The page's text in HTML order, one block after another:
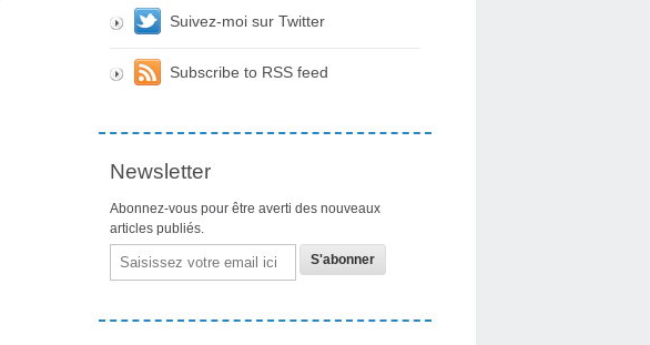
Suivez-moi sur Twitter
Subscribe to RSS feed
Newsletter
Abonnez-vous pour être averti des nouveaux
articles publiés.
Email